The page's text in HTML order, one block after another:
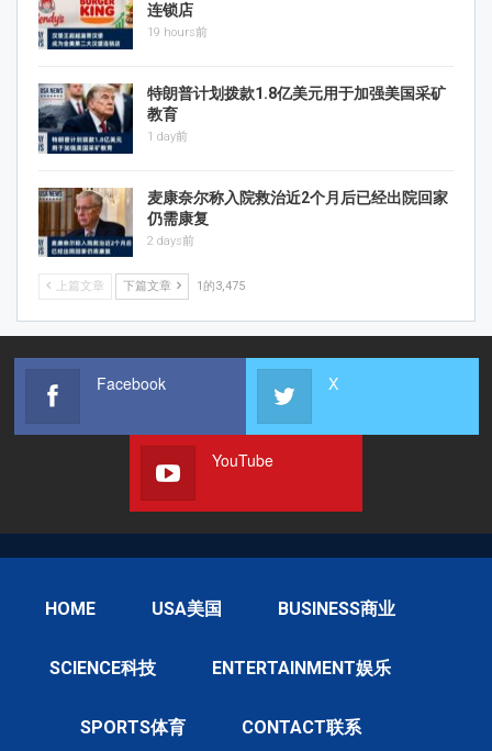
连锁店
19 hours前
特朗普计划拨款1.8亿美元用于加强美国采矿
教育
1 day前
麦康奈尔称入院救治近2个月后已经出院回家
仍需康复
2 days前
上篇文章 下篇文章 1的3,475
Facebook X
YouTube
HOME USA美国 BUSINESS商业
SCIENCE科技 ENTERTAINMENT娱乐
SPORTS体育 CONTACT联系